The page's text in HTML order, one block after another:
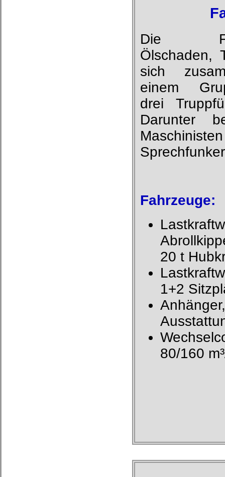
Die
Ölschaden,
sich
einem
drei
Darunter
Fahrzeuge:
20 t
1+2
80/160